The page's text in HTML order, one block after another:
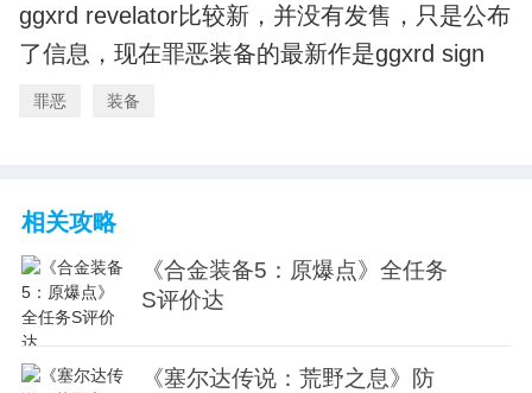
ggxrd revelator比较新，并没有发售，只是公布
了信息，现在罪恶装备的最新作是ggxrd sign
罪恶 装备
相关攻略
《合金装备5：原爆点》全任务
S评价达
《塞尔达传说：荒野之息》防